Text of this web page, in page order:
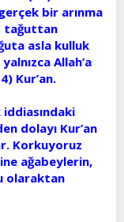
bir arınma
tağuttan
asla kulluk
Allah’a
Kur’an.
dolayı Kur’an
Korkuyoruz
ağabeylerin,
olaraktan